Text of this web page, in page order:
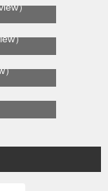
）
載中！マ
）
第2巻！
）刊第25
プリ！